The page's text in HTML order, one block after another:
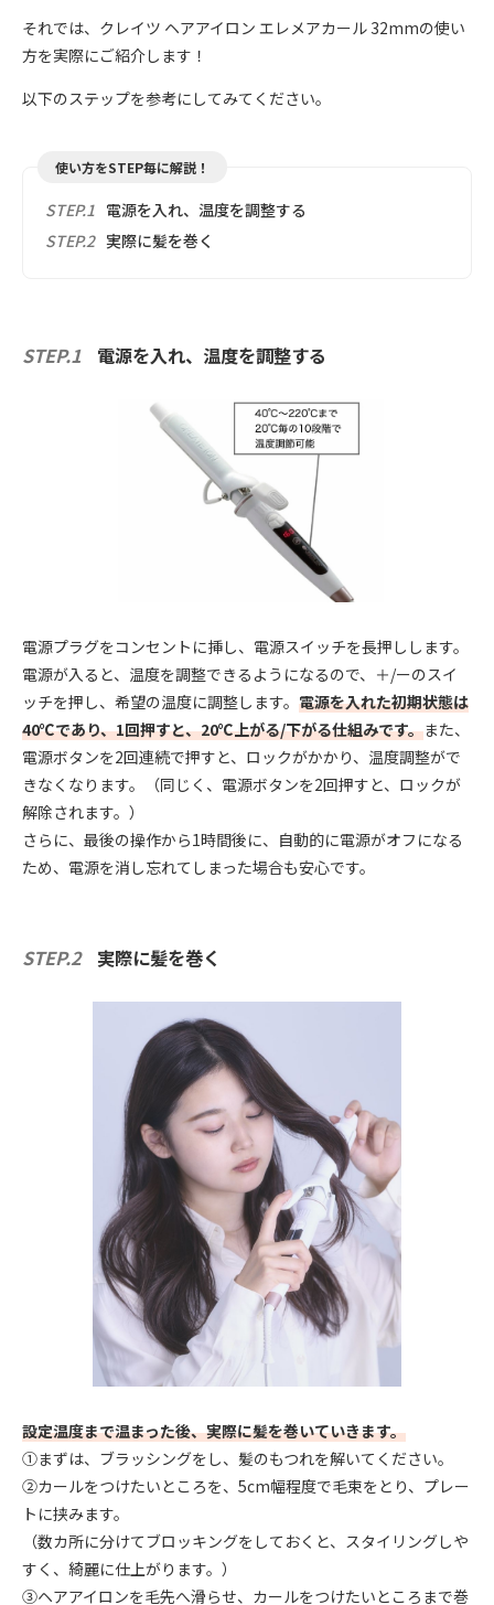
それでは、クレイツ ヘアアイロン エレメアカール 32mmの使い
方を実際にご紹介します！
以下のステップを参考にしてみてください。
使い方をSTEP毎に解説！
STEP.1 電源を入れ、温度を調整する
STEP.2 実際に髪を巻く
STEP.1 電源を入れ、温度を調整する
電源プラグをコンセントに挿し、電源スイッチを長押しします。
電源が入ると、温度を調整できるようになるので、＋/ーのスイ
ッチを押し、希望の温度に調整します。 電源を入れた初期状態は
40℃であり、1回押すと、20℃上がる/下がる仕組みです。また、
電源ボタンを2回連続で押すと、ロックがかかり、温度調整がで
きなくなります。（同じく、電源ボタンを2回押すと、ロックが
解除されます。）
さらに、最後の操作から1時間後に、自動的に電源がオフになる
ため、電源を消し忘れてしまった場合も安心です。
STEP.2 実際に髪を巻く
設定温度まで温まった後、実際に髪を巻いていきます。
①まずは、ブラッシングをし、髪のもつれを解いてください。
②カールをつけたいところを、5cm幅程度で毛束をとり、プレー
トに挟みます。
（数カ所に分けてブロッキングをしておくと、スタイリングしや
すく、綺麗に仕上がります。）
③ヘアアイロンを毛先へ滑らせ、カールをつけたいところまで巻